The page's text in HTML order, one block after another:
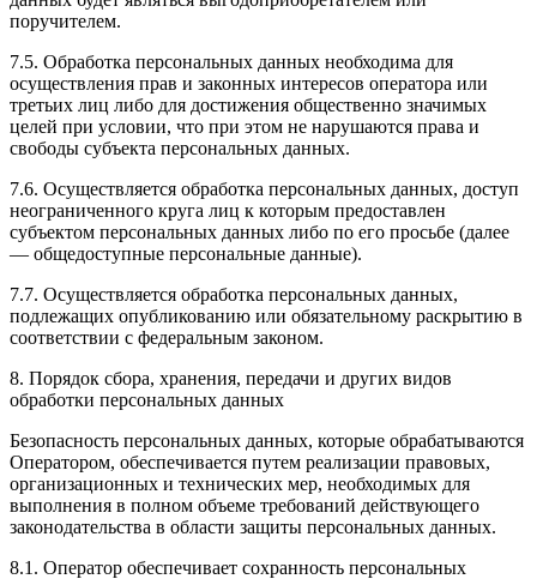
поручителем.
7.5. Обработка персональных данных необходима для
осуществления прав и законных интересов оператора или
третьих лиц либо для достижения общественно значимых
целей при условии, что при этом не нарушаются права и
свободы субъекта персональных данных.
7.6. Осуществляется обработка персональных данных, доступ
неограниченного круга лиц к которым предоставлен
субъектом персональных данных либо по его просьбе (далее
— общедоступные персональные данные).
7.7. Осуществляется обработка персональных данных,
подлежащих опубликованию или обязательному раскрытию в
соответствии с федеральным законом.
8. Порядок сбора, хранения, передачи и других видов
обработки персональных данных
Безопасность персональных данных, которые обрабатываются
Оператором, обеспечивается путем реализации правовых,
организационных и технических мер, необходимых для
выполнения в полном объеме требований действующего
законодательства в области защиты персональных данных.
8.1. Оператор обеспечивает сохранность персональных